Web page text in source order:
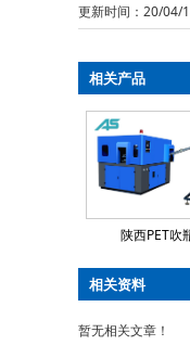
更新时间：20/04/
相关产品
陕西PET吹
相关资料
暂无相关文章！